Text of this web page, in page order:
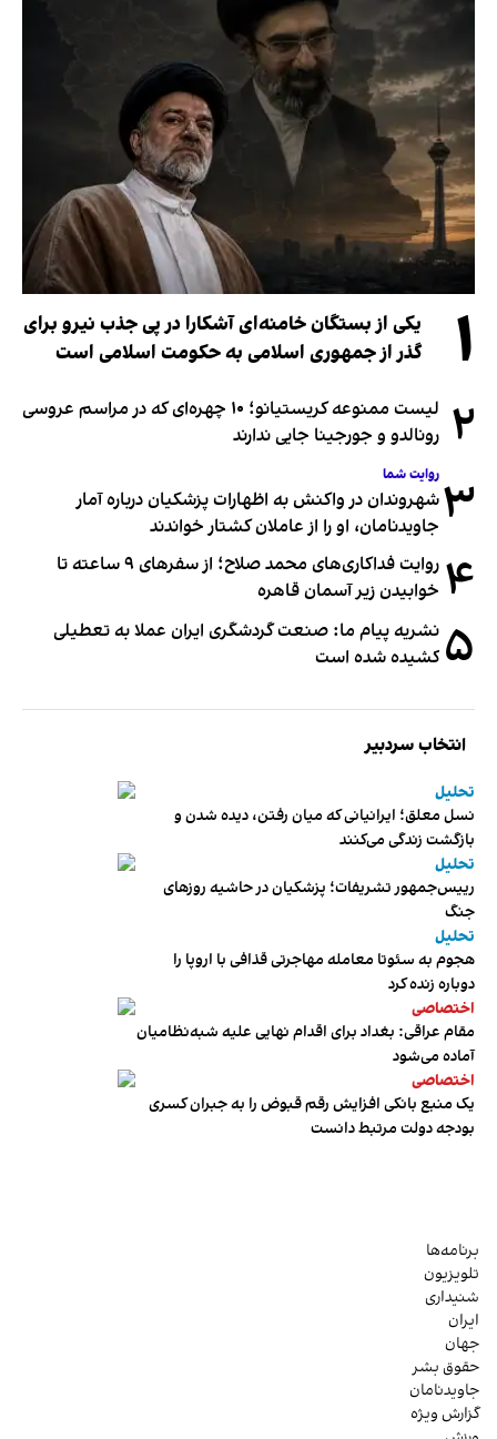
۱
یکی از بستگان خامنه‌ای آشکارا در پی جذب نیرو برای
گذر از جمهوری اسلامی به حکومت اسلامی است
۲
لیست ممنوعه کریستیانو؛ ۱۰ چهره‌ای که در مراسم عروسی
رونالدو و جورجینا جایی ندارند
۳ روایت شما
شهروندان در واکنش به اظهارات پزشکیان درباره آمار
جاویدنامان، او را از عاملان کشتار خواندند
۴
روایت فداکاری‌های محمد صلاح؛ از سفرهای ۹ ساعته تا
خوابیدن زیر آسمان قاهره
۵ نشریه پیام ما: صنعت گردشگری ایران عملا به تعطیلی
کشیده شده است
انتخاب سردبیر
تحلیل
نسل معلق؛ ایرانیانی که میان رفتن، دیده شدن و
بازگشت زندگی می‌کنند
تحلیل
رییس‌جمهور تشریفات؛ پزشکیان در حاشیه روزهای
جنگ
تحلیل
هجوم به سئوتا معامله مهاجرتی قذافی با اروپا را
دوباره زنده کرد
اختصاصی
مقام عراقی: بغداد برای اقدام نهایی علیه شبه‌نظامیان
آماده می‌شود
اختصاصی
یک منبع بانکی افزایش رقم قبوض را به جبران کسری
بودجه دولت مرتبط دانست
برنامه‌ها
تلویزیون
شنیداری
ایران
جهان
حقوق بشر
جاویدنامان
گزارش ویژه